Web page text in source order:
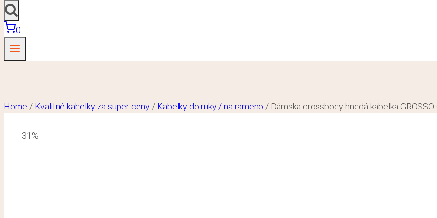
0
Home / Kvalitné kabelky za super ceny / Kabelky do ruky / na rameno / Dámska crossbody hnedá kabelka GROSSO
-31%